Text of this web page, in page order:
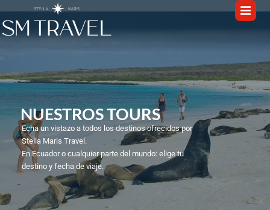
NUESTROS TOURS​
Echa un vistazo a todos los destinos ofrecidos por
Stella Maris Travel.
En Ecuador o cualquier parte del mundo: elige tu
destino y fecha de viaje.